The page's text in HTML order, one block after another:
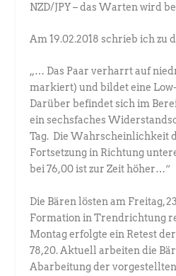
NZD/JPY – das Warten wird
Am 19.02.2018 schrieb ich zu
„… Das Paar verharrt auf
markiert) und bildet eine
Darüber befindet sich im
ein sechsfaches
Tag. Die Wahrscheinlichkeit
Fortsetzung in Richtung
bei 76,00 ist zur Zeit höher…“
Die Bären lösten am Freitag,
Formation in Trendrichtung
Montag erfolgte ein Retest
78,20. Aktuell arbeiten die
Abarbeitung der vorgestellten